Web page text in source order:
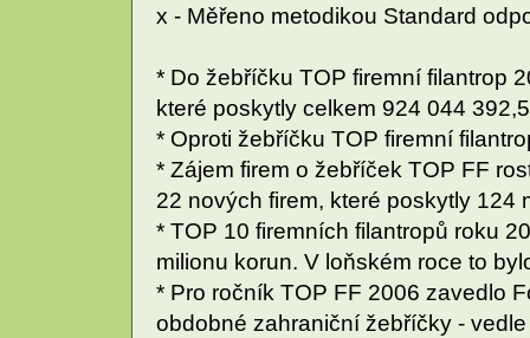
x - Měřeno metodikou Standard
* Do žebříčku TOP firemní filantrop
které poskytly celkem 924 044
* Oproti žebříčku TOP firemní
* Zájem firem o žebříček TOP FF
22 nových firem, které poskytly 124
* TOP 10 firemních filantropů roku
milionu korun. V loňském roce to
* Pro ročník TOP FF 2006 zavedlo
obdobné zahraniční žebříčky -